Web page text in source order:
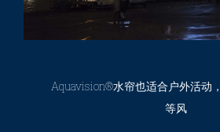
Aquavision®水帘也适合户外活动
等风